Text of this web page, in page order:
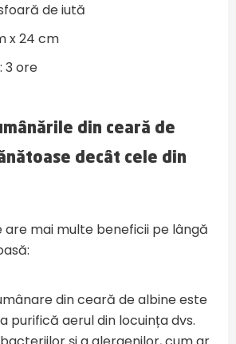
de iută
x 24 cm
3 ore
din ceară de
decât cele din
are mai multe beneficii pe lângă
din ceară de albine este
purifică aerul din locuința dvs.